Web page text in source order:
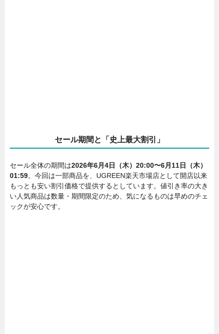
セール期間と「史上最大割引」
セール全体の期間は2026年6月4日（木）20:00〜6月11日（木）
01:59。今回は一部商品を、UGREEN楽天市場店として開店以来
もっとも安い割引価格で提供するとしています。値引き率の大き
い人気商品は数量・期間限定のため、気になるものは早めのチェ
ックが安心です。